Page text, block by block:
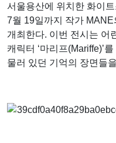
서울용산에 위치한 화이
7월 19일까지 작가 MANE
개최한다. 이번 전시는 어
캐릭터 ‘마리프(Mariffe)’
물러 있던 기억의 장면들